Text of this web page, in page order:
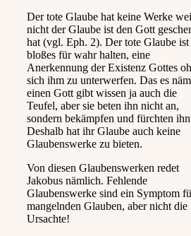
Der tote Glaube hat keine Werke
nicht der Glaube ist den Gott
hat (vgl. Eph. 2). Der tote Glaube ist
bloßes für wahr halten, eine
Anerkennung der Existenz Gottes
sich ihm zu unterwerfen. Das es
einen Gott gibt wissen ja auch die
Teufel, aber sie beten ihn nicht an,
sondern bekämpfen und fürchten
Deshalb hat ihr Glaube auch keine
Glaubenswerke zu bieten.
Von diesen Glaubenswerken redet
Jakobus nämlich. Fehlende
Glaubenswerke sind ein Symptom
mangelnden Glauben, aber nicht die
Ursachte!